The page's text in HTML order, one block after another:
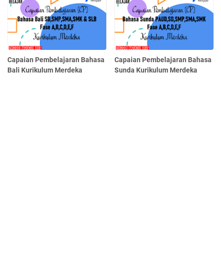
Capaian Pembelajaran Bahasa
Bali Kurikulum Merdeka
Capaian Pembelajaran Bahasa
Sunda Kurikulum Merdeka